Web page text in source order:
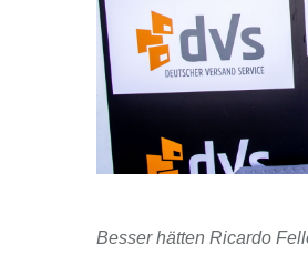
Besser hätten Ricardo